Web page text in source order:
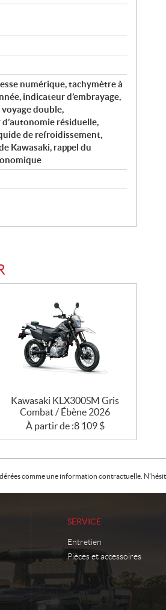
numérique, tachymètre à
indicateur d’embrayage,
double,
résiduelle,
de refroidissement,
Kawasaki, rappel du
Kawasaki KLX300SM Gris
Combat / Ébène 2026
À partir de :8 109 $
comme une information contractuelle.
SERVICE
Entretien
Pièces et accessoires